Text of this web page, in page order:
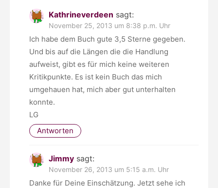
Kathrineverdeen sagt:
November 25, 2013 um 8:38 p.m. Uhr
Ich habe dem Buch gute 3,5 Sterne gegeben.
Und bis auf die Längen die die Handlung
aufweist, gibt es für mich keine weiteren
Kritikpunkte. Es ist kein Buch das mich
umgehauen hat, mich aber gut unterhalten
konnte.
LG
Antworten
Jimmy sagt:
November 26, 2013 um 5:15 a.m. Uhr
Danke für Deine Einschätzung. Jetzt sehe ich